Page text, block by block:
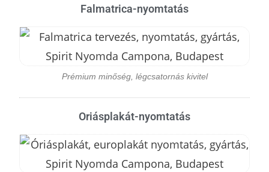
Falmatrica-nyomtatás
Prémium minőség, légcsatornás kivitel
Oriásplakát-nyomtatás